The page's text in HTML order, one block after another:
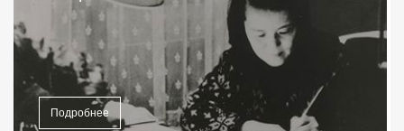
Подробнее